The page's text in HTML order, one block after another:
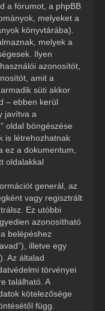
a fórumot, a phpBB
melyeket a
könyvtárába).
melyek a
Ilyen
azonosítót,
amit a
süti akkor
– ebben kerül
javítva a
oldal böngészése
is létrehozhatnak
ez a dokumentum,
oldalakkal
generál, az
vagy regisztrált
Ez utóbbi
azonosítható
belépéshez
illetve egy
Az általad
törvényei
található. A
kötelezősége
függ.